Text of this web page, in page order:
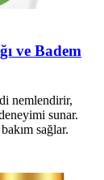
ve Badem
nemlendirir,
sunar.
sağlar.